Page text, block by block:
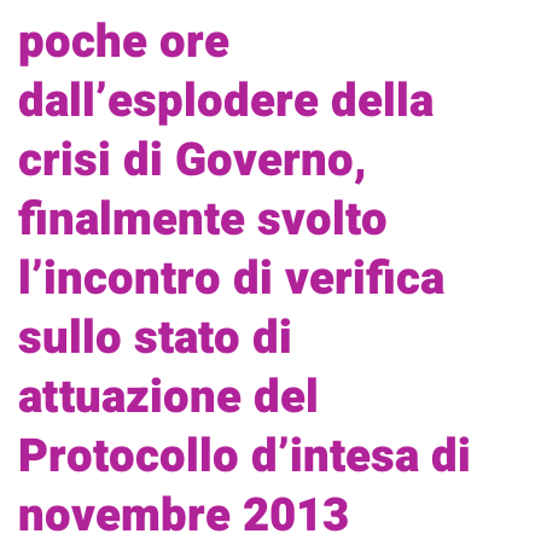
poche ore
dall’esplodere della
crisi di Governo,
finalmente svolto
l’incontro di verifica
sullo stato di
attuazione del
Protocollo d’intesa di
novembre 2013